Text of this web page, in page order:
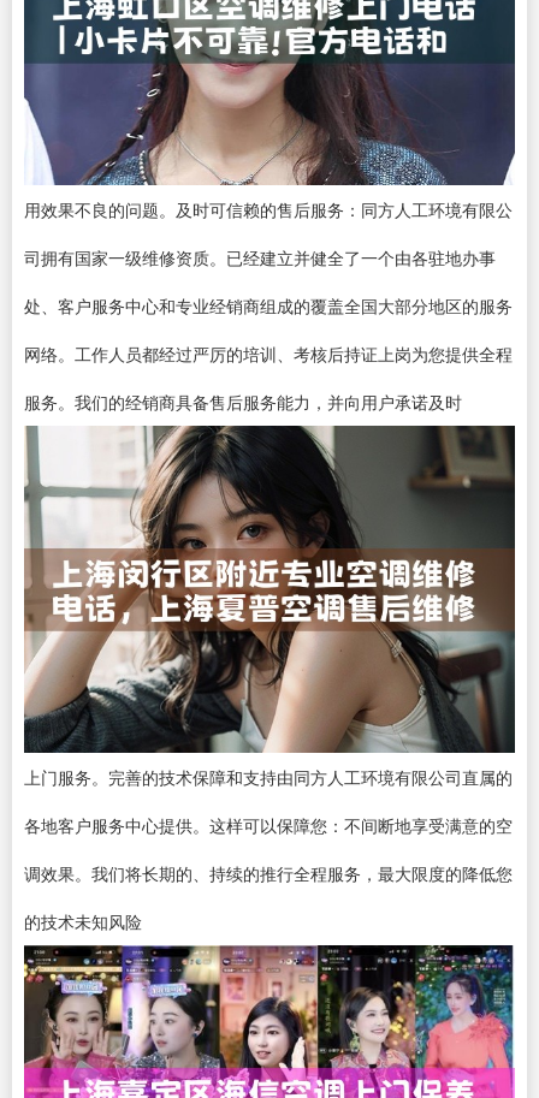
用效果不良的问题。及时可信赖的售后服务：同方人工环境有限公
司拥有国家一级维修资质。已经建立并健全了一个由各驻地办事
处、客户服务中心和专业经销商组成的覆盖全国大部分地区的服务
网络。工作人员都经过严厉的培训、考核后持证上岗为您提供全程
服务。我们的经销商具备售后服务能力，并向用户承诺及时
上门服务。完善的技术保障和支持由同方人工环境有限公司直属的
各地客户服务中心提供。这样可以保障您：不间断地享受满意的空
调效果。我们将长期的、持续的推行全程服务，最大限度的降低您
的技术未知风险